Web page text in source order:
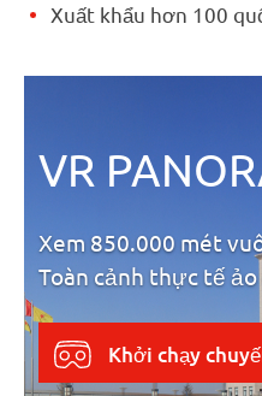
Xuất khẩu hơn 100
VR
Xem 850.000 mét
Toàn cảnh thực tế
Khởi chạy